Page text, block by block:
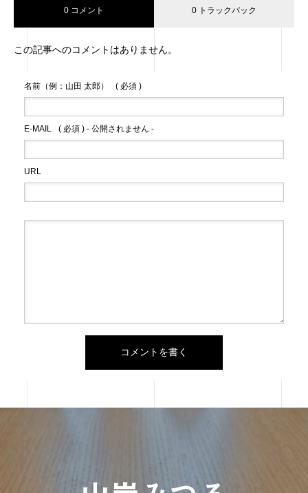
0 コメント 0 トラックバック
この記事へのコメントはありません。
名前（例：山田 太郎） ( 必須 )
E-MAIL ( 必須 ) - 公開されません -
URL